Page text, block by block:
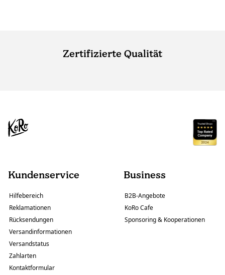
Zertifizierte Qualität
Kundenservice
Hilfebereich
Reklamationen
Rücksendungen
Versandinformationen
Versandstatus
Zahlarten
Kontaktformular
Business
B2B-Angebote
KoRo Cafe
Sponsoring & Kooperationen